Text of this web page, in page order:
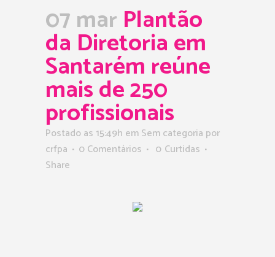
07 marPlantão
da Diretoria em
Santarém reúne
mais de 250
profissionais
Postado as 15:49h em Sem categoria por
crfpa
0 Comentários 0 Curtidas
Share